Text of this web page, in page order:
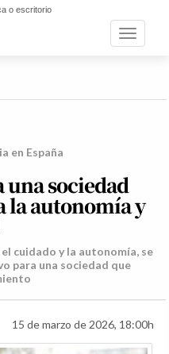
o escritorio
Toggle
en España
una sociedad
la autonomía y
cuidado y la autonomía, se
para una sociedad que
15 de marzo de 2026, 18:00h